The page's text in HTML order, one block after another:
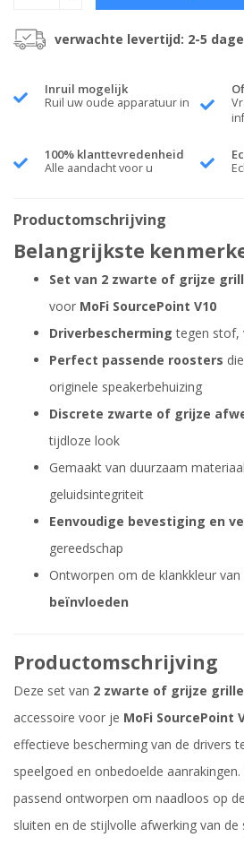
verwachte levertijd: 2-5
Inruil mogelijk
Ruil uw oude apparatuur in
100% klanttevredenheid
Alle aandacht voor u
Productomschrijving
Belangrijkste
Set van 2 zwarte of grijze
voor MoFi SourcePoint V10
Driverbescherming tegen stof,
Perfect passende roosters
originele speakerbehuizing
Discrete zwarte of grijze
tijdloze look
Gemaakt van duurzaam
geluidsintegriteit
Eenvoudige bevestiging en
gereedschap
Ontworpen om de klankkleur van
beïnvloeden
Productomschrijving
Deze set van 2 zwarte of grijze
accessoire voor je MoFi SourcePoint
effectieve bescherming van de drivers
speelgoed en onbedoelde
passend ontworpen om naadloos op
sluiten en de stijlvolle afwerking van de